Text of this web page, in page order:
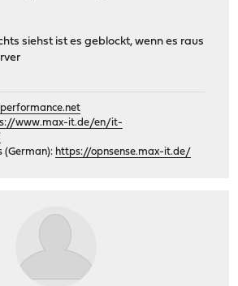
siehst ist es geblockt, wenn es raus
www.max-it.de/en/it-
(German): https://opnsense.max-it.de/